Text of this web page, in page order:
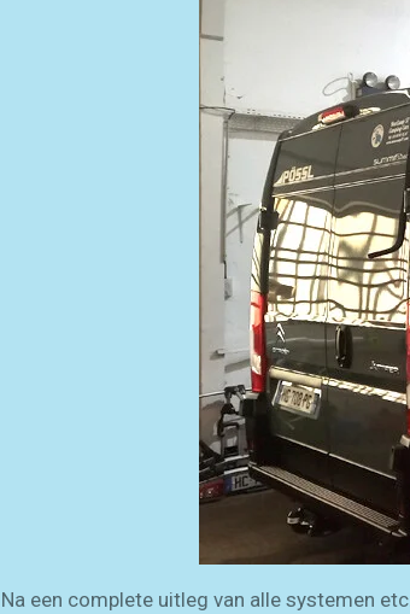
Na een complete uitleg van alle systemen